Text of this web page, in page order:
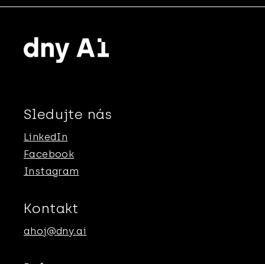
Sledujte nás
LinkedIn
Facebook
Instagram
Kontakt
ahoj@dny.ai